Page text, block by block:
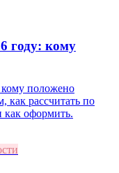
году: кому
положено
как рассчитать по
как оформить.